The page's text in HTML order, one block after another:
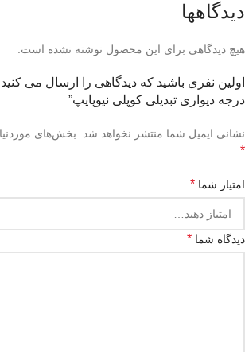
دیدگاهها
هیچ دیدگاهی برای این محصول نوشته نشده است.
درجه دیواری تبدیلی کوپلی نیوپایپ”
نشانی ایمیل شما منتشر نخواهد شد. بخش‌های
*
امتیاز شما *
دیدگاه شما *